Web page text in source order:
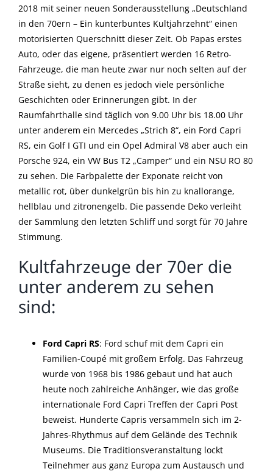
2018 mit seiner neuen Sonderausstellung „Deutschland
in den 70ern – Ein kunterbuntes Kultjahrzehnt“ einen
motorisierten Querschnitt dieser Zeit. Ob Papas erstes
Auto, oder das eigene, präsentiert werden 16 Retro-
Fahrzeuge, die man heute zwar nur noch selten auf der
Straße sieht, zu denen es jedoch viele persönliche
Geschichten oder Erinnerungen gibt. In der
Raumfahrthalle sind täglich von 9.00 Uhr bis 18.00 Uhr
unter anderem ein Mercedes „Strich 8“, ein Ford Capri
RS, ein Golf I GTI und ein Opel Admiral V8 aber auch ein
Porsche 924, ein VW Bus T2 „Camper“ und ein NSU RO 80
zu sehen. Die Farbpalette der Exponate reicht von
metallic rot, über dunkelgrün bis hin zu knallorange,
hellblau und zitronengelb. Die passende Deko verleiht
der Sammlung den letzten Schliff und sorgt für 70 Jahre
Stimmung.
Kultfahrzeuge der 70er die
unter anderem zu sehen
sind:
Ford Capri RS: Ford schuf mit dem Capri ein
Familien-Coupé mit großem Erfolg. Das Fahrzeug
wurde von 1968 bis 1986 gebaut und hat auch
heute noch zahlreiche Anhänger, wie das große
internationale Ford Capri Treffen der Capri Post
beweist. Hunderte Capris versammeln sich im 2-
Jahres-Rhythmus auf dem Gelände des Technik
Museums. Die Traditionsveranstaltung lockt
Teilnehmer aus ganz Europa zum Austausch und